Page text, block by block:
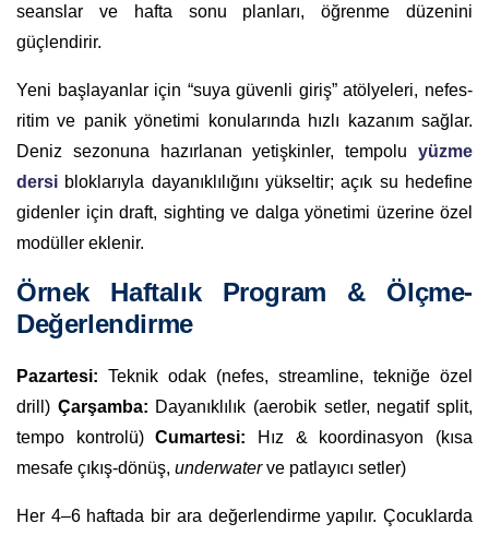
seanslar ve hafta sonu planları, öğrenme düzenini
güçlendirir.
Yeni başlayanlar için “suya güvenli giriş” atölyeleri, nefes-
ritim ve panik yönetimi konularında hızlı kazanım sağlar.
Deniz sezonuna hazırlanan yetişkinler, tempolu yüzme
dersi bloklarıyla dayanıklılığını yükseltir; açık su hedefine
gidenler için draft, sighting ve dalga yönetimi üzerine özel
modüller eklenir.
Örnek Haftalık Program & Ölçme-
Değerlendirme
Pazartesi: Teknik odak (nefes, streamline, tekniğe özel
drill) Çarşamba: Dayanıklılık (aerobik setler, negatif split,
tempo kontrolü)Cumartesi: Hız & koordinasyon (kısa
mesafe çıkış-dönüş, underwaterve patlayıcı setler)
Her 4–6 haftada bir ara değerlendirme yapılır. Çocuklarda